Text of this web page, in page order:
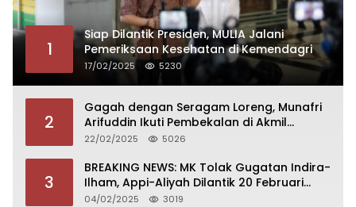
1
Siap Dilantik Presiden, MULIA Jalani
Pemeriksaan Kesehatan di Kemendagri
17/02/2025 5230
2
Gagah dengan Seragam Loreng, Munafri
Arifuddin Ikuti Pembekalan di Akmil
Magelang
22/02/2025 5026
3
BREAKING NEWS: MK Tolak Gugatan Indira-
Ilham, Appi-Aliyah Dilantik 20 Februari
2025
04/02/2025 3019